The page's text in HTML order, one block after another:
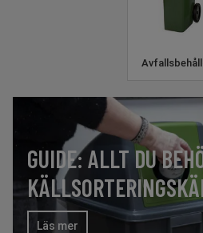
GUIDE: ALLT DU
Läs mer